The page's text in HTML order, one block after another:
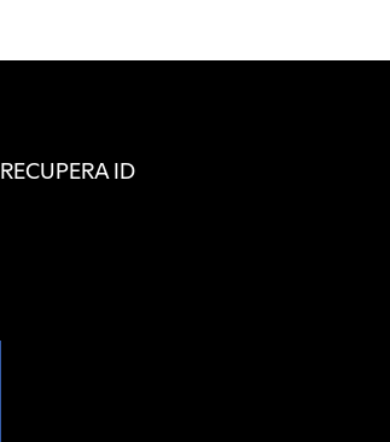
RECUPERA ID